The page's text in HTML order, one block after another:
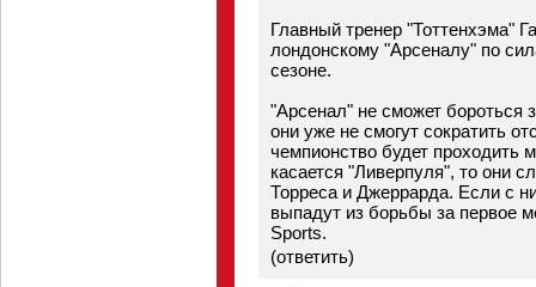
Главный тренер "Тоттенхэма"
лондонскому "Арсеналу" по
сезоне.
"Арсенал" не сможет бороться
они уже не смогут сократить
чемпионство будет
касается "Ливерпуля", то они
Торреса и Джеррарда. Если с
выпадут из борьбы за первое
Sports.
(ответить)